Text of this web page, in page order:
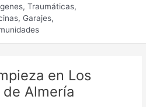
Traumáticas,
Garajes,
en Los
de Almería